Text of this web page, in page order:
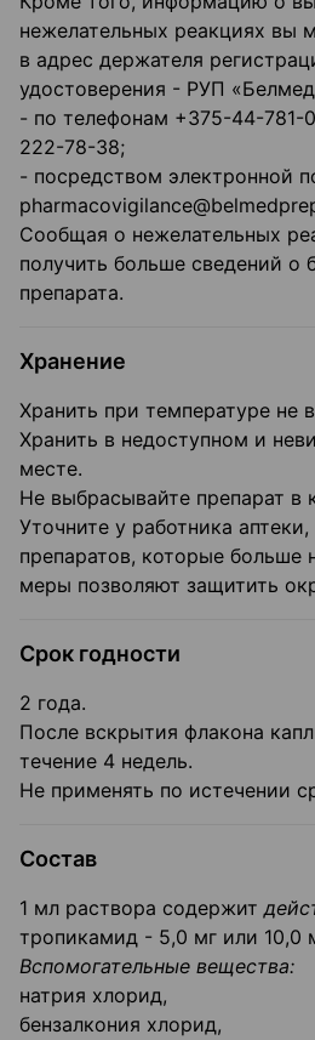
нежелательных реакциях вы
в адрес держателя
удостоверения - РУП
- по телефонам +375-44-781-
222-78-38;
- посредством электронной
Сообщая о нежелательных
получить больше сведений о
препарата.
Хранение
Хранить при температуре не
Хранить в недоступном и
месте.
Не выбрасывайте препарат в
Уточните у работника
препаратов, которые больше
меры позволяют защитить
Срок годности
2 года.
После вскрытия флакона
течение 4 недель.
Не применять по истечении
Состав
1 мл раствора содержит
тропикамид - 5,0 мг или 10,0
Вспомогательные вещества:
натрия хлорид,
бензалкония хлорид,